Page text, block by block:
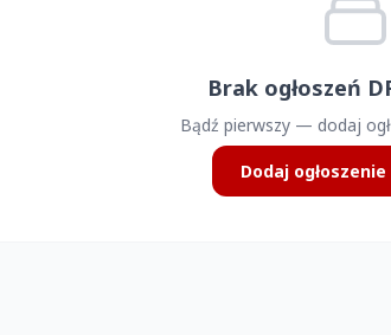
Brak ogłoszeń
Bądź pierwszy — dodaj
Dodaj